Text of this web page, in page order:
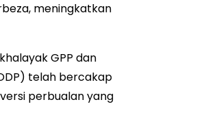
meningkatkan
GPP dan
telah bercakap
perbualan yang